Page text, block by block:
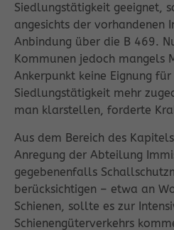
Siedlungstätigkeit geeignet,
angesichts der vorhandenen
Anbindung über die B 469.
Kommunen jedoch mangels
Ankerpunkt keine Eignung
Siedlungstätigkeit mehr
man klarstellen, forderte
Aus dem Bereich des
Anregung der Abteilung
gegebenenfalls
berücksichtigen – etwa an
Schienen, sollte es zur
Schienengüterverkehrs